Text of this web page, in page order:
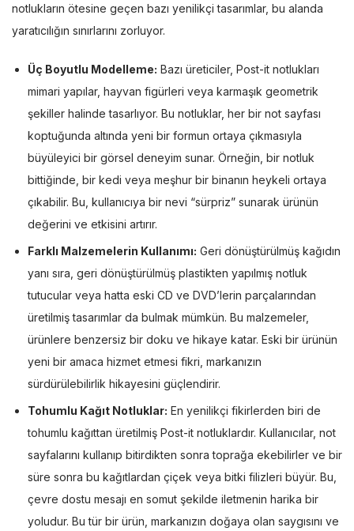
notlukların ötesine geçen bazı yenilikçi tasarımlar, bu alanda
yaratıcılığın sınırlarını zorluyor.
Üç Boyutlu Modelleme: Bazı üreticiler, Post-it notlukları
mimari yapılar, hayvan figürleri veya karmaşık geometrik
şekiller halinde tasarlıyor. Bu notluklar, her bir not sayfası
koptuğunda altında yeni bir formun ortaya çıkmasıyla
büyüleyici bir görsel deneyim sunar. Örneğin, bir notluk
bittiğinde, bir kedi veya meşhur bir binanın heykeli ortaya
çıkabilir. Bu, kullanıcıya bir nevi “sürpriz” sunarak ürünün
değerini ve etkisini artırır.
Farklı Malzemelerin Kullanımı: Geri dönüştürülmüş kağıdın
yanı sıra, geri dönüştürülmüş plastikten yapılmış notluk
tutucular veya hatta eski CD ve DVD’lerin parçalarından
üretilmiş tasarımlar da bulmak mümkün. Bu malzemeler,
ürünlere benzersiz bir doku ve hikaye katar. Eski bir ürünün
yeni bir amaca hizmet etmesi fikri, markanızın
sürdürülebilirlik hikayesini güçlendirir.
Tohumlu Kağıt Notluklar: En yenilikçi fikirlerden biri de
tohumlu kağıttan üretilmiş Post-it notluklardır. Kullanıcılar, not
sayfalarını kullanıp bitirdikten sonra toprağa ekebilirler ve bir
süre sonra bu kağıtlardan çiçek veya bitki filizleri büyür. Bu,
çevre dostu mesajı en somut şekilde iletmenin harika bir
yoludur. Bu tür bir ürün, markanızın doğaya olan saygısını ve